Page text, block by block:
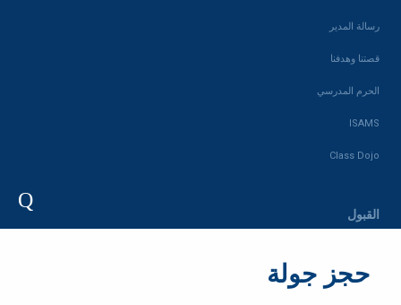
القبول
التقويم
رسالة المدير
قصتنا وهدفنا
الحرم المدرسي
ISAMS
Class Dojo
Q
حجز جولة